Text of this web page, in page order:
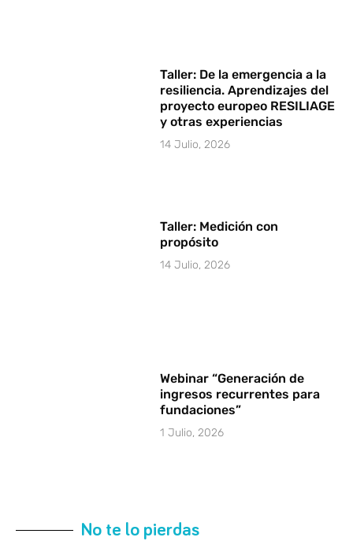
Taller: De la emergencia a la
resiliencia. Aprendizajes del
proyecto europeo RESILIAGE
y otras experiencias
14 Julio, 2026
Taller: Medición con
propósito
14 Julio, 2026
Webinar “Generación de
ingresos recurrentes para
fundaciones”
1 Julio, 2026
No te lo pierdas